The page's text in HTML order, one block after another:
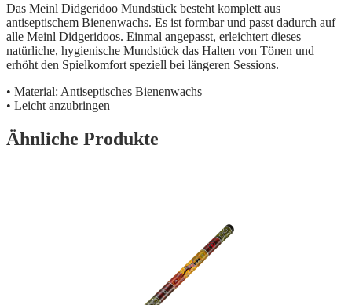
Das Meinl Didgeridoo Mundstück besteht komplett aus
antiseptischem Bienenwachs. Es ist formbar und passt dadurch auf
alle Meinl Didgeridoos. Einmal angepasst, erleichtert dieses
natürliche, hygienische Mundstück das Halten von Tönen und
erhöht den Spielkomfort speziell bei längeren Sessions.
• Material: Antiseptisches Bienenwachs
• Leicht anzubringen
Ähnliche Produkte